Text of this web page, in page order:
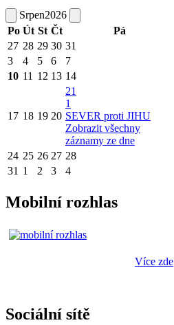
Srpen2026
Po Út St Čt Pá
27 28 29 30 31
3
4 5 6 7
10 11 12 13 14
17 18 19 20
21
1
SEVER proti JIHU
Zobrazit všechny
záznamy ze dne
24 25 26 27 28
31 1 2 3 4
Mobilní rozhlas
Více zde
Sociální sítě